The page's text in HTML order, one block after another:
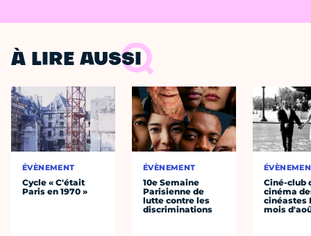
À LIRE AUSSI
ÉVÈNEMENT
Cycle « C'était
Paris en 1970 »
ÉVÈNEMENT
10e Semaine
Parisienne de
lutte contre les
discriminations
Ciné-club
cinéma
cinéastes
mois